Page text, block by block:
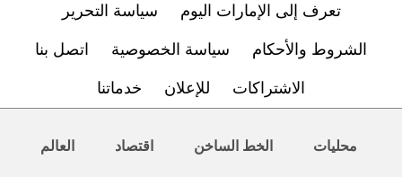
تعرف إلى الإمارات اليوم سياسة التحرير
الشروط والأحكام سياسة الخصوصية اتصل بنا
الاشتراكات للإعلان خدماتنا
محليات الخط الساخن اقتصاد العالم